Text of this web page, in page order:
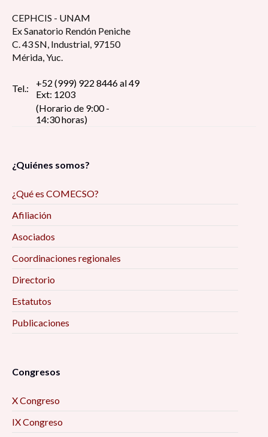
CEPHCIS - UNAM
Ex Sanatorio Rendón Peniche
C. 43 SN, Industrial, 97150
Mérida, Yuc.
Tel.:
+52 (999) 922 8446 al 49
Ext: 1203
(Horario de 9:00 -
14:30 horas)
¿Quiénes somos?
¿Qué es COMECSO?
Afiliación
Asociados
Coordinaciones regionales
Directorio
Estatutos
Publicaciones
Congresos
X Congreso
IX Congreso